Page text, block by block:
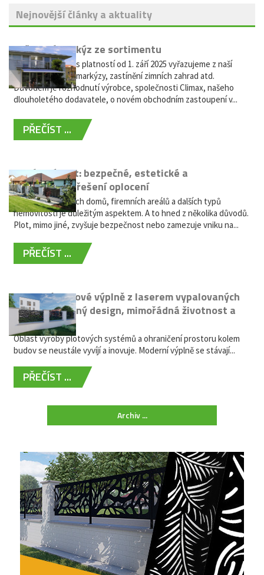
Nejnovější články a aktuality
Vyřazení markýz ze sortimentu
Vážení zákazníci, s platností od 1. září 2025 vyřazujeme z naší
nabídky výsuvné markýzy, zastínění zimních zahrad atd.
Důvodem je rozhodnutí výrobce, společnosti Climax, našeho
dlouholetého dodavatele, o novém obchodním zastoupení v...
PŘEČÍST ...
Hliníkový plot: bezpečné, estetické a
bezúdržbové řešení oplocení
Oplocení rodinných domů, firemních areálů a dalších typů
nemovitostí je důležitým aspektem. A to hned z několika důvodů.
Plot, mimo jiné, zvyšuje bezpečnost nebo zamezuje vniku na...
PŘEČÍST ...
Moderní plotové výplně z laserem vypalovaných
kovů: výjimečný design, mimořádná životnost a
žádná údržba
Oblast výroby plotových systémů a ohraničení prostoru kolem
budov se neustále vyvíjí a inovuje. Moderní výplně se stávají...
PŘEČÍST ...
Archiv ...